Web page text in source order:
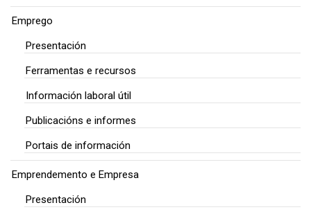
Emprego
Presentación
Ferramentas e recursos
Información laboral útil
Publicacións e informes
Portais de información
Emprendemento e Empresa
Presentación